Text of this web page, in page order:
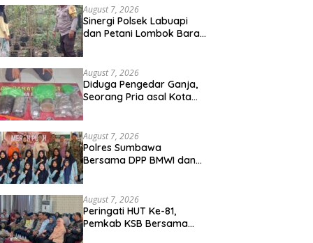
August 7, 2026
Sinergi Polsek Labuapi
dan Petani Lombok Barat
August 7, 2026
Diduga Pengedar Ganja,
Seorang Pria asal Kota
August 7, 2026
Polres Sumbawa
Bersama DPP BMWI dan
Ponpes Arrahman
Hidayatullah
August 7, 2026
Peringati HUT Ke-81,
Pemkab KSB Bersama